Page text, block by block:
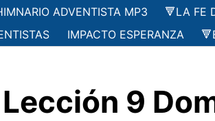
ADVENTISTA MP3 🔻LA FE
IMPACTO ESPERANZA
Lección 9